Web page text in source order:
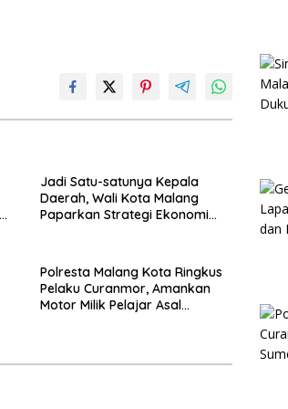
Jadi Satu-satunya Kepala
Daerah, Wali Kota Malang
Paparkan Strategi Ekonomi
Polresta Malang Kota Ringkus
Pelaku Curanmor, Amankan
Motor Milik Pelajar Asal